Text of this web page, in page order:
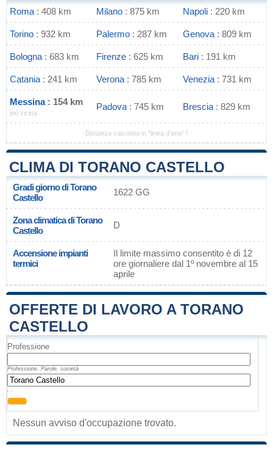
Roma : 408 km Milano : 875 km Napoli : 220 km
Torino : 932 km Palermo : 287 km Genova : 809 km
Bologna : 683 km Firenze : 625 km Bari : 191 km
Catania : 241 km Verona : 785 km Venezia : 731 km
Messina: 154 km
più vicina
Padova : 745 km Brescia : 829 km
Distanza calcolata in "linea d'aria" !
CLIMA DI TORANO CASTELLO
Gradi giorno di Torano
Castello
1622 GG
Zona climatica di Torano
Castello
D
Accensione impianti
termici
Il limite massimo consentito è di 12
ore giornaliere dal 1º novembre al 15
aprile
OFFERTE DI LAVORO A TORANO
CASTELLO
Professione
Professione, Parole, società
, ,
Nessun avviso d'occupazione trovato.